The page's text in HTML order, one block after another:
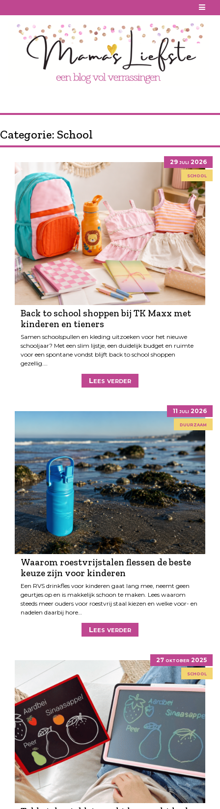
Categorie: School
29 juli 2026
school
Back to school shoppen bij TK Maxx met
kinderen en tieners
Samen schoolspullen en kleding uitzoeken voor het nieuwe
schooljaar? Met een slim lijstje, een duidelijk budget en ruimte
voor een spontane vondst blijft back to school shoppen
gezellig.…
Lees verder
11 juli 2026
duurzaam
Waarom roestvrijstalen flessen de beste
keuze zijn voor kinderen
Een RVS drinkfles voor kinderen gaat lang mee, neemt geen
geurtjes op en is makkelijk schoon te maken. Lees waarom
steeds meer ouders voor roestvrij staal kiezen en welke voor- en
nadelen daarbij hore…
Lees verder
27 oktober 2025
school